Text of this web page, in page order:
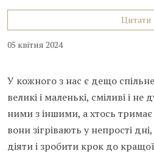
Цитати
05 квітня 2024
У кожного з нас є дещо
великі і маленькі, сміливі і не
ними з іншими, а хтось тримає
вони зігрівають у непрості
діяти і зробити крок до